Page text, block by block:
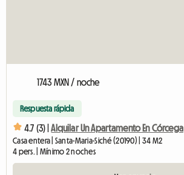
1743 MXN / noche
Respuesta rápida
4.7 (3) | Alquilar Un Apartamento En Córcega
Casa entera | Santa-Maria-Siché (20190) | 34 M2
4 pers. | Mínimo 2 noches